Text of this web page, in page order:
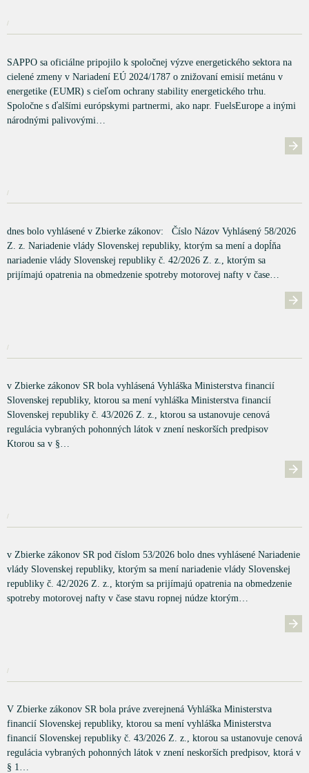
/
SAPPO sa oficiálne pripojilo k spoločnej výzve energetického sektora na
cielené zmeny v Nariadení EÚ 2024/1787 o znižovaní emisií metánu v
energetike (EUMR) s cieľom ochrany stability energetického trhu.
Spoločne s ďalšími európskymi partnermi, ako napr. FuelsEurope a inými
národnými palivovými…
/
dnes bolo vyhlásené v Zbierke zákonov: Číslo Názov Vyhlásený 58/2026
Z. z. Nariadenie vlády Slovenskej republiky, ktorým sa mení a dopĺňa
nariadenie vlády Slovenskej republiky č. 42/2026 Z. z., ktorým sa
prijímajú opatrenia na obmedzenie spotreby motorovej nafty v čase…
/
v Zbierke zákonov SR bola vyhlásená Vyhláška Ministerstva financií
Slovenskej republiky, ktorou sa mení vyhláška Ministerstva financií
Slovenskej republiky č. 43/2026 Z. z., ktorou sa ustanovuje cenová
regulácia vybraných pohonných látok v znení neskorších predpisov
Ktorou sa v §…
/
v Zbierke zákonov SR pod číslom 53/2026 bolo dnes vyhlásené Nariadenie
vlády Slovenskej republiky, ktorým sa mení nariadenie vlády Slovenskej
republiky č. 42/2026 Z. z., ktorým sa prijímajú opatrenia na obmedzenie
spotreby motorovej nafty v čase stavu ropnej núdze ktorým…
/
V Zbierke zákonov SR bola práve zverejnená Vyhláška Ministerstva
financií Slovenskej republiky, ktorou sa mení vyhláška Ministerstva
financií Slovenskej republiky č. 43/2026 Z. z., ktorou sa ustanovuje cenová
regulácia vybraných pohonných látok v znení neskorších predpisov, ktorá v
§ 1…